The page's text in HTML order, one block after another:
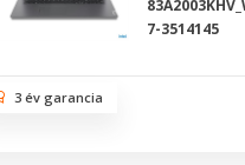
7-3514145
3 év garancia